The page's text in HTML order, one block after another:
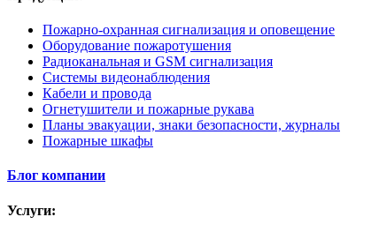
Пожарно-охранная сигнализация и оповещение
Оборудование пожаротушения
Радиоканальная и GSM сигнализация
Системы видеонаблюдения
Кабели и провода
Огнетушители и пожарные рукава
Планы эвакуации, знаки безопасности, журналы
Пожарные шкафы
Блог компании
Услуги: